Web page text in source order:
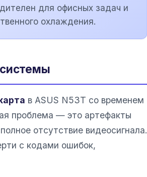
для офисных задач и
охлаждения.
в ASUS N53T со временем
проблема — это артефакты
отсутствие видеосигнала.
с кодами ошибок,